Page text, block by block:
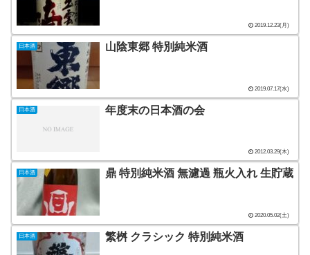
2019.12.23(月)
日本酒 山陰東郷 特別純米酒
2019.07.17(水)
日本酒 年度末の日本酒の会
2012.03.29(木)
日本酒 鼎 特別純米酒 無濾過 瓶火入れ 生貯蔵
2020.05.02(土)
日本酒 繁桝 クラシック 特別純米酒